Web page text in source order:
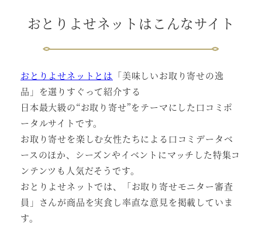
おとりよせネットはこんなサイト
おとりよせネットとは 「美味しいお取り寄せの逸
品」を選りすぐって紹介する
日本最大級の“お取り寄せ”をテーマにした口コミポ
ータルサイトです。
お取り寄せを楽しむ女性たちによる口コミデータベ
ースのほか、シーズンやイベントにマッチした特集コ
ンテンツも人気だそうです。
おとりよせネットでは、「お取り寄せモニター審査
員」さんが商品を実食し率直な意見を掲載していま
す。